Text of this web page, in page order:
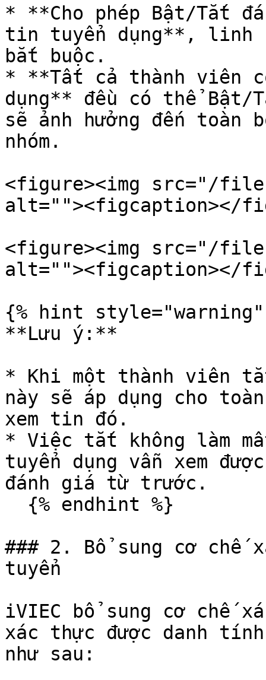
* **Cho phép Bật/Tắt
tin tuyển dụng**, linh
bắt buộc.
* **Tất cả thành viên
dụng** đều có thể
sẽ ảnh hưởng đến toàn
nhóm.
<figure><img src="/
alt=""><figcaption></
<figure><img src="/files/
alt=""><figcaption></
{% hint style="warning"
**Lưu ý:**
* Khi một thành viên
này sẽ áp dụng cho
xem tin đó.
* Việc tắt không làm
tuyển dụng vẫn xem
đánh giá từ trước.
### 2. Bổ sung cơ
tuyển
iVIEC bổ sung cơ chế
xác thực được danh
như sau: